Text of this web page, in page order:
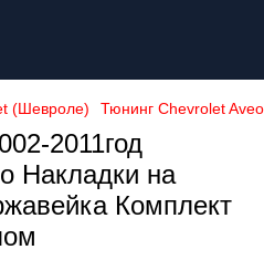
(Шевроле) Тюнинг Chevrolet
2011год
Накладки на
Комплект